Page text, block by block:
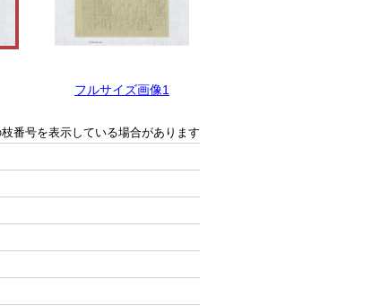
フルサイズ画像1
番号を表示している場合があります